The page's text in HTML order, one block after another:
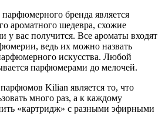
бренда является
ароматного шедевра, схожие
у вас получится. Все ароматы входят
ведь их можно назвать
искусства. Любой
парфюмерами до мелочей.
Kilian является то, что
много раз, а к каждому
«картридж» с разными эфирными